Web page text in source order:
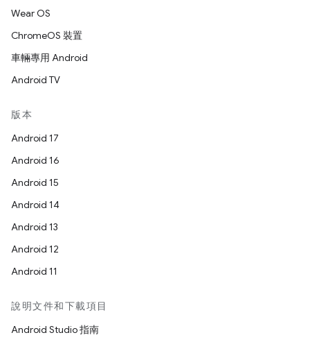
Wear OS
ChromeOS 裝置
車輛專用 Android
Android TV
版本
Android 17
Android 16
Android 15
Android 14
Android 13
Android 12
Android 11
說明文件和下載項目
Android Studio 指南